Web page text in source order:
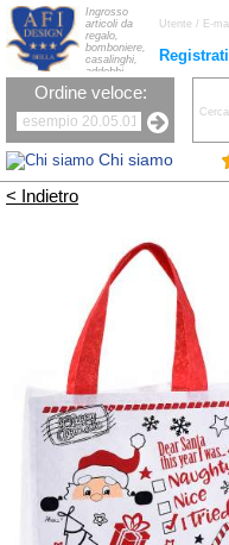
Chi siamo
Registrati
Ingrosso
articoli da
regalo,
bomboniere,
casalinghi,
addobbi
natalizi, nastri,
oggettistica,
la tavola, fiori
artificiali e
candele.
Ordine veloce:
< Indietro